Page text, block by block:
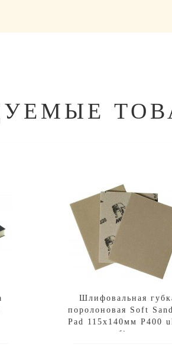
Шлифовальная
поролоновая Soft
Pad 115x140мм P400
fine